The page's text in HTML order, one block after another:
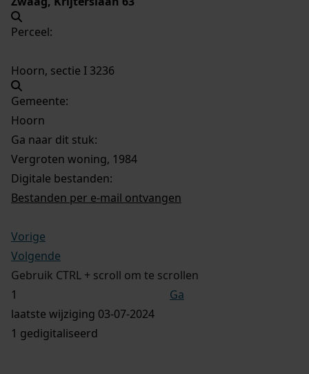
Perceel:
Hoorn, sectie I 3236
Gemeente:
Hoorn
Ga naar dit stuk:
Vergroten woning, 1984
Digitale bestanden:
Bestanden per e-mail ontvangen
Vorige
Volgende
Gebruik CTRL + scroll om te scrollen
Ga
laatste wijziging 03-07-2024
1 gedigitaliseerd